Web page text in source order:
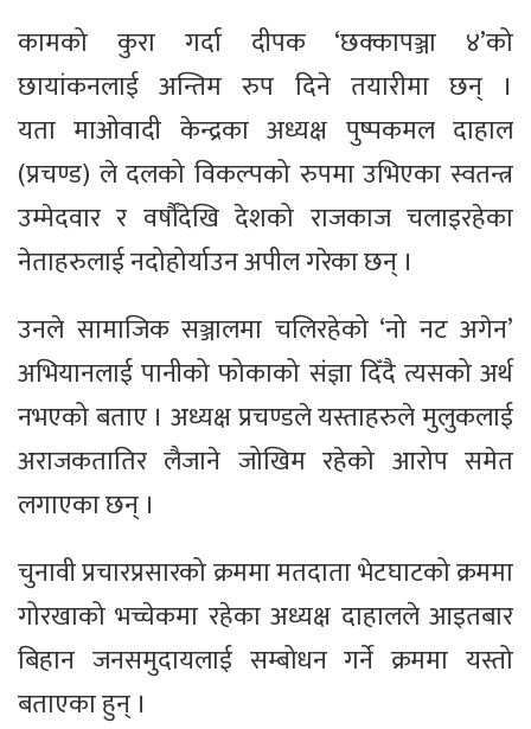
कामको कुरा गर्दा दीपक ‘छक्कापञ्जा ४’को
छायांकनलाई अन्तिम रुप दिने तयारीमा छन् ।
यता माओवादी केन्द्रका अध्यक्ष पुष्पकमल दाहाल
(प्रचण्ड) ले दलको विकल्पको रुपमा उभिएका स्वतन्त्र
उम्मेदवार र वर्षौंदेखि देशको राजकाज चलाइरहेका
नेताहरुलाई नदोहोर्याउन अपील गरेका छन् ।
उनले सामाजिक सञ्जालमा चलिरहेको ‘नो नट अगेन’
अभियानलाई पानीको फोकाको संज्ञा दिँदै त्यसको अर्थ
नभएको बताए । अध्यक्ष प्रचण्डले यस्ताहरुले मुलुकलाई
अराजकतातिर लैजाने जोखिम रहेको आरोप समेत
लगाएका छन् ।
चुनावी प्रचारप्रसारको क्रममा मतदाता भेटघाटको क्रममा
गोरखाको भच्चेकमा रहेका अध्यक्ष दाहालले आइतबार
बिहान जनसमुदायलाई सम्बोधन गर्ने क्रममा यस्तो
बताएका हुन् ।